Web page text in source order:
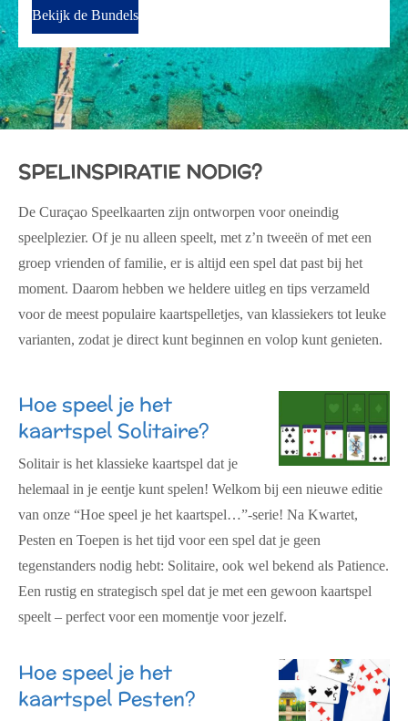
Bekijk de Bundels
SPELINSPIRATIE NODIG?
De Curaçao Speelkaarten zijn ontworpen vooroneindig
speelplezier. Of je nu alleen speelt, met z’n tweeën of met een
groep vrienden of familie, er is altijd een spel dat past bij het
moment. Daarom hebben we heldere uitleg en tips verzameld
voor de meest populaire kaartspelletjes, van klassiekers tot leuke
varianten, zodat je direct kunt beginnen en volop kunt genieten.
Hoe speel je het
kaartspel Solitaire?
Solitair is het klassieke kaartspel dat je
helemaal in je eentje kunt spelen! Welkom bij een nieuwe editie
van onze “Hoe speel je het kaartspel…”-serie! Na Kwartet,
Pesten en Toepen is het tijd voor een spel dat je geen
tegenstanders nodig hebt: Solitaire, ook wel bekend als Patience.
Een rustig en strategisch spel dat je met een gewoon kaartspel
speelt – perfect voor een momentje voor jezelf.
Hoe speel je het
kaartspel Pesten?